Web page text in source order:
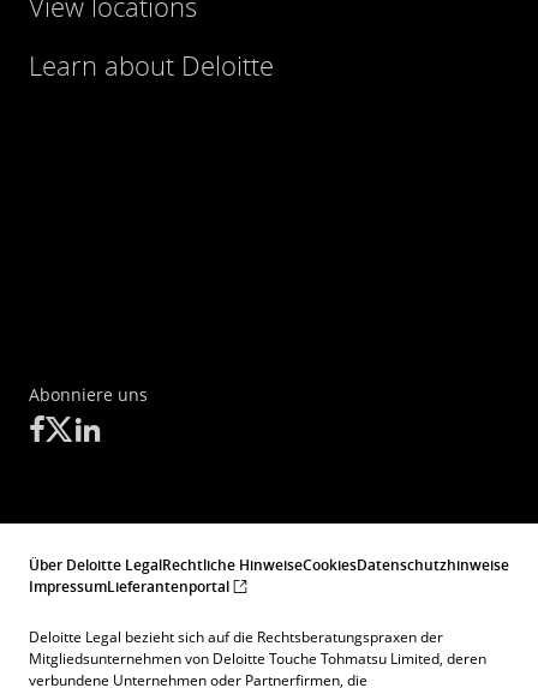
Learn about Deloitte
Abonniere uns
Über Deloitte LegalRechtliche HinweiseCookiesDatenschutzhinweise
ImpressumLieferantenportal
Deloitte Legal bezieht sich auf die Rechtsberatungspraxen der
Mitgliedsunternehmen von Deloitte Touche Tohmatsu Limited, deren
verbundene Unternehmen oder Partnerfirmen, die